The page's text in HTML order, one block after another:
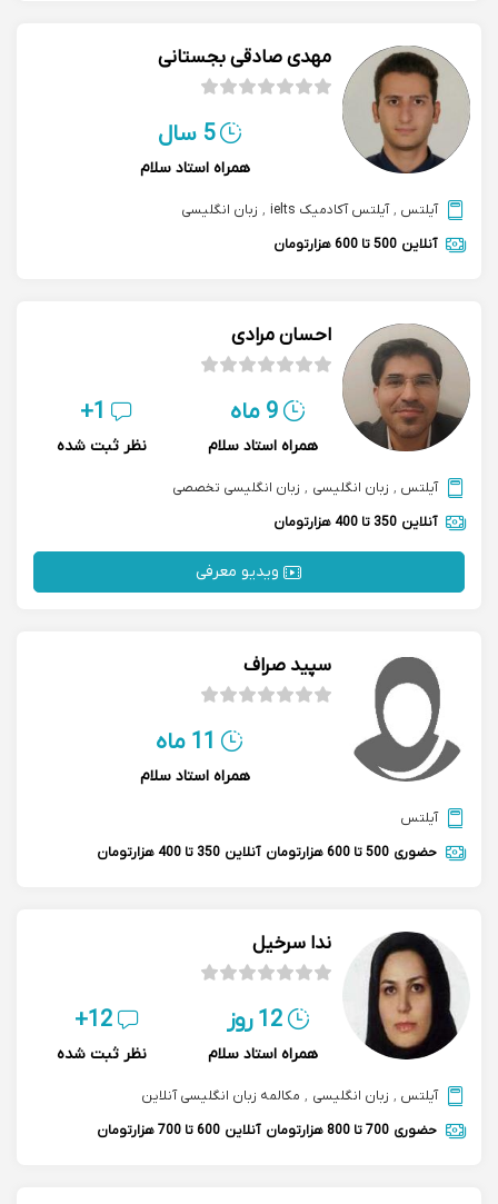
مهدی صادقی بجستانی
5 سال
همراه استاد سلام
آیلتس , آیلتس آکادمیک ielts , زبان انگلیسی
آنلاین 500 تا 600 هزارتومان
احسان مرادی
9 ماه
همراه استاد سلام
1+
نظر ثبت شده
آیلتس , زبان انگلیسی , زبان انگلیسی تخصصی
آنلاین 350 تا 400 هزارتومان
ویدیو معرفی
سپید صراف
11 ماه
همراه استاد سلام
آیلتس
حضوری 500 تا 600 هزارتومان آنلاین 350 تا 400 هزارتومان
ندا سرخیل
12 روز
همراه استاد سلام
12+
نظر ثبت شده
آیلتس , زبان انگلیسی , مکالمه زبان انگلیسی آنلاین
حضوری 700 تا 800 هزارتومان آنلاین 600 تا 700 هزارتومان